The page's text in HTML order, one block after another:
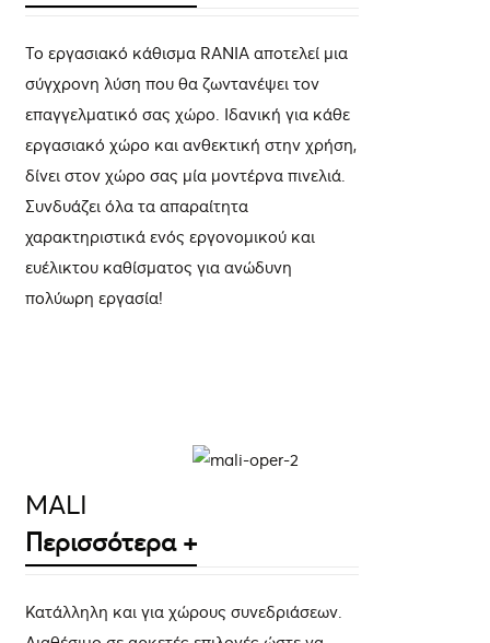
Το εργασιακό κάθισμα RANIA αποτελεί μια
σύγχρονη λύση που θα ζωντανέψει τον
επαγγελματικό σας χώρο. Ιδανική για κάθε
εργασιακό χώρο και ανθεκτική στην χρήση,
δίνει στον χώρο σας μία μοντέρνα πινελιά.
Συνδυάζει όλα τα απαραίτητα
χαρακτηριστικά ενός εργονομικού και
ευέλικτου καθίσματος για ανώδυνη
πολύωρη εργασία!
ΛΕΠΤΟΜΈΡΕΙΕΣ
MALI
Περισσότερα +
Κατάλληλη και για χώρους συνεδριάσεων.